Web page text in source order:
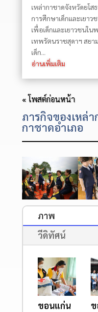
เหล่ากาชาดจังหวัดยโ
การศึกษาเด็กและเยาว
เพื่อเด็กและเยาวชนใ
เทพรัตนราชสุดาฯ สยา
เด็ก...
อ่านเพิ่มเติม
« โพสต์ก่อนหน้า
ภารกิจของเหล่
กาชาดอำเภอ
ภาพ
วีดิทัศน์
ขอนแก่น